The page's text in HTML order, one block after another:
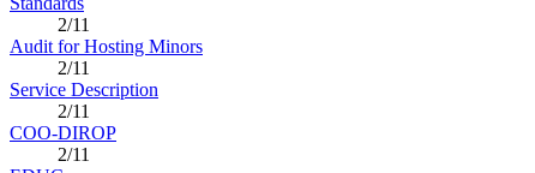
2/11
Audit for Hosting Minors
2/11
Service Description
2/11
COO-DIROP
2/11